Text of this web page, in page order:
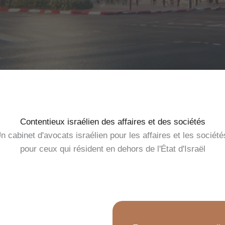
Contentieux israélien des affaires et des sociétés
cabinet d'avocats israélien pour les affaires et les
pour ceux qui résident en dehors de l'État d'Israël